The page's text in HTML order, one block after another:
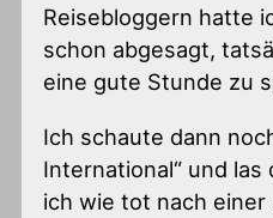
Reisebloggern hatte
schon abgesagt,
eine gute Stunde zu
Ich schaute dann
International“ und las
ich wie tot nach